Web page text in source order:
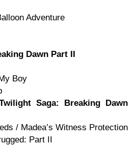
Adventure
Dawn Part II
Boy
Saga: Breaking Dawn
/ Madea’s Witness Protection
Part II